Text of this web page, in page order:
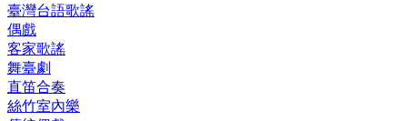
臺灣台語歌謠
偶戲
客家歌謠
舞臺劇
直笛合奏
絲竹室內樂